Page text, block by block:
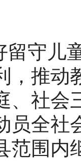
留守儿
，推动
、社会
员全社
范围内